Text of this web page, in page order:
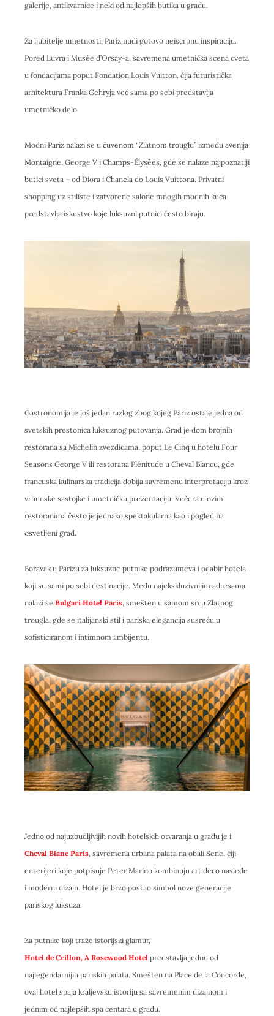
galerije, antikvarnice i neki od najlepših butika u gradu.
Za ljubitelje umetnosti, Pariz nudi gotovo neiscrpnu inspiraciju.
Pored Luvra i Musée d’Orsay-a, savremena umetnička scena cveta
u fondacijama poput Fondation Louis Vuitton, čija futuristička
arhitektura Franka Gehryja već sama po sebi predstavlja
umetničko delo.
Modni Pariz nalazi se u čuvenom “Zlatnom trouglu” između avenija
Montaigne, George V i Champs-Élysées, gde se nalaze najpoznatiji
butici sveta – od Diora i Chanela do Louis Vuittona. Privatni
shopping uz stiliste i zatvorene salone mnogih modnih kuća
predstavlja iskustvo koje luksuzni putnici često biraju.
Gastronomija je još jedan razlog zbog kojeg Pariz ostaje jedna od
svetskih prestonica luksuznog putovanja. Grad je dom brojnih
restorana sa Michelin zvezdicama, poput Le Cinq u hotelu Four
Seasons George V ili restorana Plénitude u Cheval Blancu, gde
francuska kulinarska tradicija dobija savremenu interpretaciju kroz
vrhunske sastojke i umetničku prezentaciju. Večera u ovim
restoranima često je jednako spektakularna kao i pogled na
osvetljeni grad.
Boravak u Parizu za luksuzne putnike podrazumeva i odabir hotela
koji su sami po sebi destinacije. Među najekskluzivnijim adresama
nalazi se Bulgari Hotel Paris, smešten u samom srcu Zlatnog
trougla, gde se italijanski stil i pariska elegancija susreću u
sofisticiranom i intimnom ambijentu.
Jedno od najuzbudljivijih novih hotelskih otvaranja u gradu je i
Cheval Blanc Paris, savremena urbana palata na obali Sene, čiji
enterijeri koje potpisuje Peter Marino kombinuju art deco nasleđe
i moderni dizajn. Hotel je brzo postao simbol nove generacije
pariskog luksuza.
Za putnike koji traže istorijski glamur,
Hotel de Crillon, A Rosewood Hotel predstavlja jednu od
najlegendarnijih pariskih palata. Smešten na Place de la Concorde,
ovaj hotel spaja kraljevsku istoriju sa savremenim dizajnom i
jednim od najlepših spa centara u gradu.